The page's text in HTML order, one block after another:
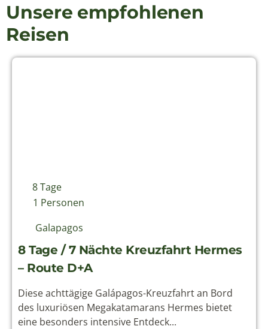
Unsere empfohlenen
Reisen
8 Tage
1 Personen
Galapagos
8 Tage / 7 Nächte Kreuzfahrt Hermes
– Route D+A
Diese achttägige Galápagos-Kreuzfahrt an Bord
des luxuriösen Megakatamarans Hermes bietet
eine besonders intensive Entdeck...